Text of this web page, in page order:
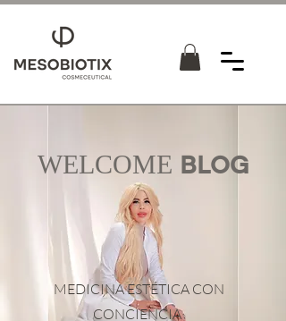
WELCOME BLOG
MEDICINA ESTÉTICA CON
CONCIENCIA